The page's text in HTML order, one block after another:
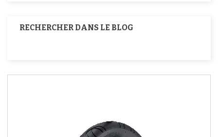
RECHERCHER DANS LE BLOG